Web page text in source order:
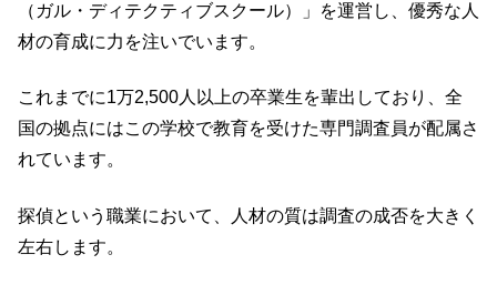
（ガル・ディテクティブスクール）」を運営し、優秀な人
材の育成に力を注いでいます。
これまでに1万2,500人以上の卒業生を輩出しており、全
国の拠点にはこの学校で教育を受けた専門調査員が配属さ
れています。
探偵という職業において、人材の質は調査の成否を大きく
左右します。